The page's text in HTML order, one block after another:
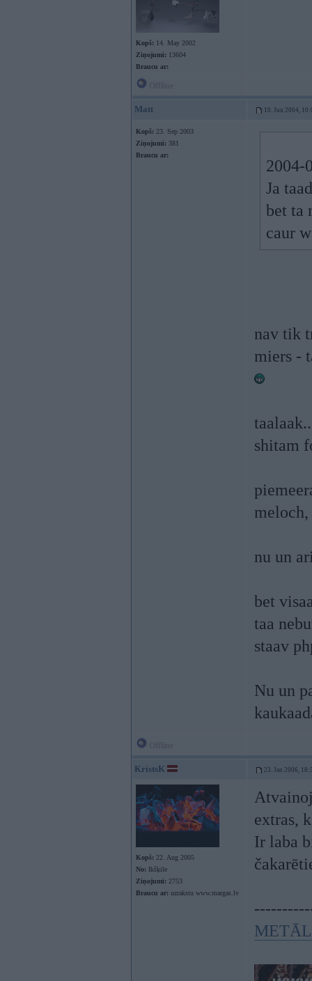
Kopš: 14. May 2002
Ziņojumi: 13604
Braucu ar:
Matt 10. Jun 2004,
Kopš: 23. Sep 2003
Ziņojumi: 381
Braucu ar:
2004-
Ja
bet ta
caur
nav tik
miers -
shitam
nu un
bet
taa
staav
Nu un
KristsK 23. Jan 2006,
Kopš: 22. Aug 2005
No: Ikšķile
Ziņojumi: 2753
Braucu ar: uzrakstu www.margas.lv
extras,
Ir laba